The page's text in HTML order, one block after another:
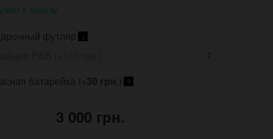
к заказу
футляр
i
батарейка (+30 грн.) ?
3 000 грн.